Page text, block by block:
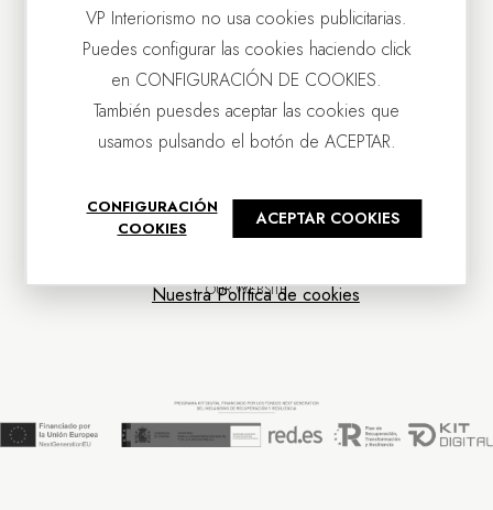
OUR COMPANY
CUSTOMER SERVICE
OUR WEBSITE
VP Interiorismo no usa cookies publicitarias.
Puedes configurar las cookies haciendo click
en CONFIGURACIÓN DE COOKIES.
También puesdes aceptar las cookies que
usamos pulsando el botón de ACEPTAR.
CONFIGURACIÓN
COOKIES
ACEPTAR COOKIES
Nuestra Política de cookies